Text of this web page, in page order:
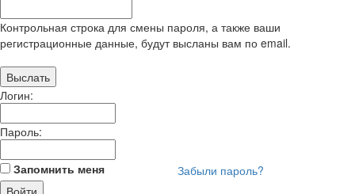
Контрольная строка для смены пароля, а также ваши
регистрационные данные, будут высланы вам по email.
Логин:
Пароль:
Запомнить меня Забыли пароль?